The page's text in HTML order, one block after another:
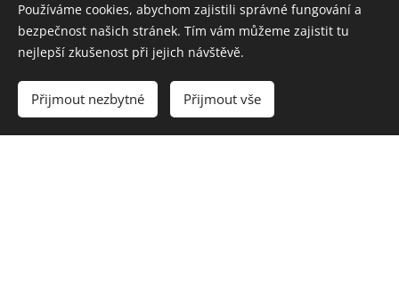
Beach kemp Turecko
2022
Používáme cookies, abychom zajistili správné fungování a
bezpečnost našich stránek. Tím vám můžeme zajistit tu
nejlepší zkušenost při jejich návštěvě.
Přijmout nezbytné Přijmout vše